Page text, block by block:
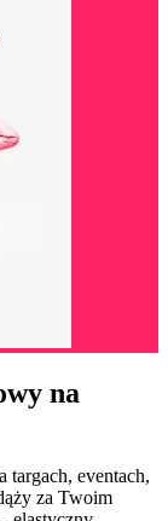
na
targach, eventach,
za Twoim